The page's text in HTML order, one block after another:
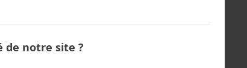
de notre site ?